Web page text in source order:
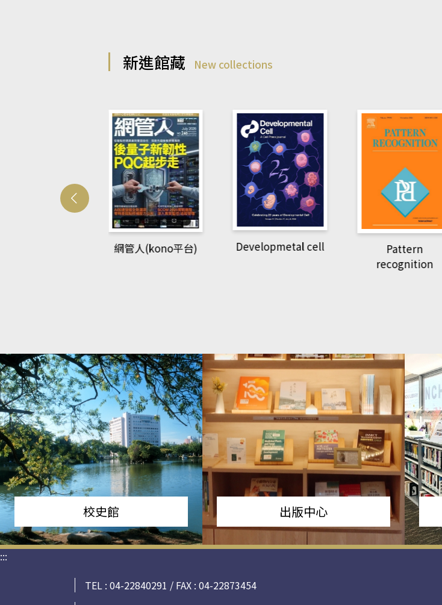
新進館藏 New collections
網管人(kono平台) Developmetal cell
Pattern
recognition
校史館 出版中心
:::
TEL : 04-22840291 / FAX : 04-22873454